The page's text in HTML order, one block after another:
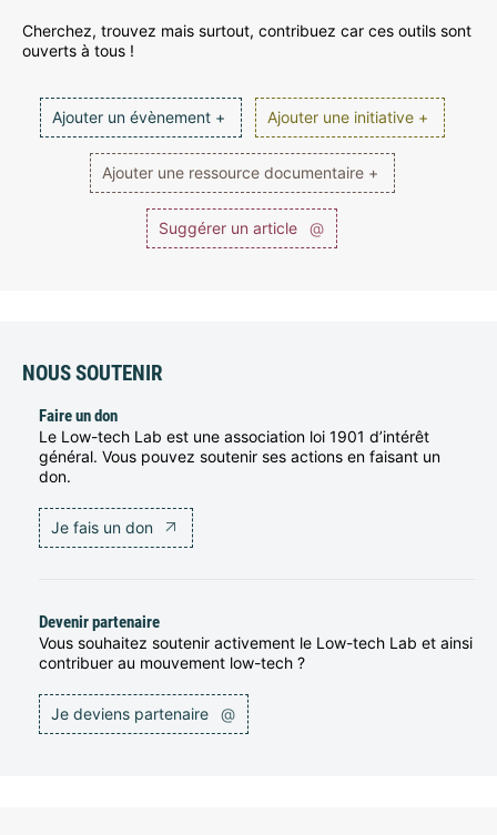
Cherchez, trouvez mais surtout, contribuez car ces outils sont
ouverts à tous !
Ajouter un évènement + Ajouter une initiative +
Ajouter une ressource documentaire +
Suggérer un article @
NOUS SOUTENIR
Faire un don
Le Low-tech Lab est une association loi 1901 d’intérêt
général. Vous pouvez soutenir ses actions en faisant un
don.
Je fais un don
Devenir partenaire
Vous souhaitez soutenir activement le Low-tech Lab et ainsi
contribuer au mouvement low-tech ?
Je deviens partenaire @